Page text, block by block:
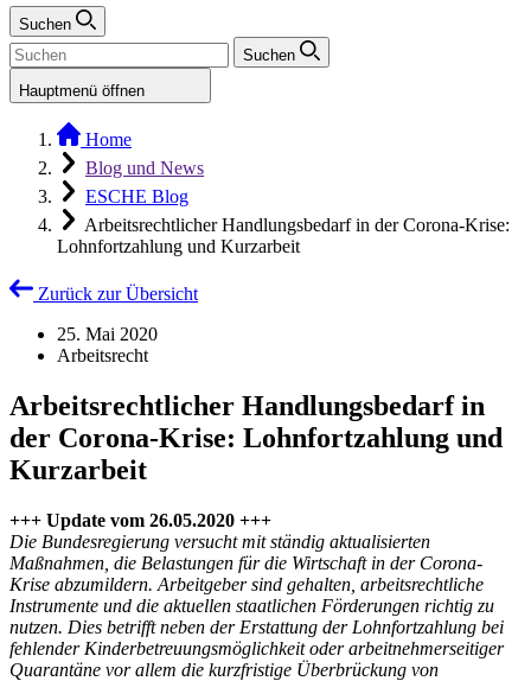
Suchen
Suchen
Hauptmenü öffnen
Home
Blog und News
ESCHE Blog
Arbeitsrechtlicher Handlungsbedarf in der Corona-Krise:
Lohnfortzahlung und Kurzarbeit
Zurück zur Übersicht
25. Mai 2020
Arbeitsrecht
Arbeitsrechtlicher Handlungsbedarf in
der Corona-Krise: Lohnfortzahlung und
Kurzarbeit
+++ Update vom 26.05.2020 +++
Die Bundesregierung versucht mit ständig aktualisierten
Maßnahmen, die Belastungen für die Wirtschaft in der Corona-
Krise abzumildern. Arbeitgeber sind gehalten, arbeitsrechtliche
Instrumente und die aktuellen staatlichen Förderungen richtig zu
nutzen. Dies betrifft neben der Erstattung der Lohnfortzahlung bei
fehlender Kinderbetreuungsmöglichkeit oder arbeitnehmerseitiger
Quarantäne vor allem die kurzfristige Überbrückung von